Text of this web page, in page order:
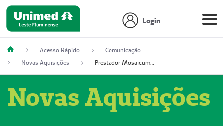
Login
Acesso Rápido
Comunicação
Novas Aquisições
Prestador Mosaicum Espaço Clínico Eireli (51004355-5)
Novas Aquisições